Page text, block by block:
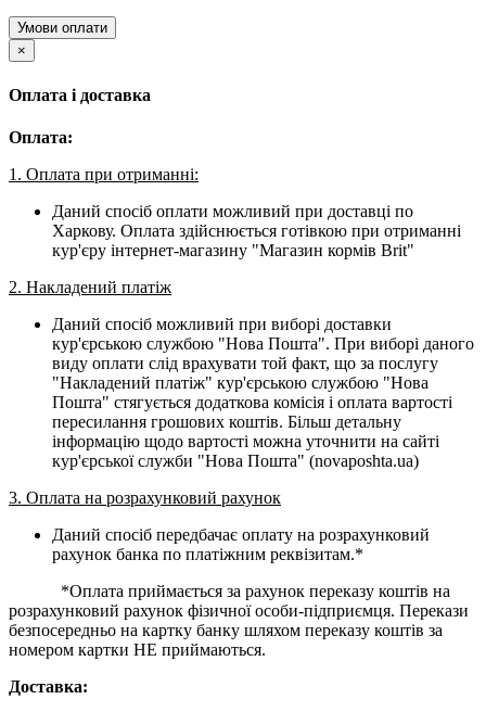
Умови оплати
×
Оплата і доставка
Оплата:
1. Оплата при отриманні:
Даний спосіб оплати можливий при доставці по
Харкову. Оплата здійснюється готівкою при отриманні
кур'єру інтернет-магазину "Магазин кормів Brit"
2. Накладений платіж
Даний спосіб можливий при виборі доставки
кур'єрською службою "Нова Пошта". При виборі даного
виду оплати слід врахувати той факт, що за послугу
"Накладений платіж" кур'єрською службою "Нова
Пошта" стягується додаткова комісія і оплата вартості
пересилання грошових коштів. Більш детальну
інформацію щодо вартості можна уточнити на сайті
кур'єрської служби "Нова Пошта" (novaposhta.ua)
3. Оплата на розрахунковий рахунок
Даний спосіб передбачає оплату на розрахунковий
рахунок банка по платіжним реквізитам.*
*Оплата приймається за рахунок переказу коштів на
розрахунковий рахунок фізичної особи-підприємця. Перекази
безпосередньо на картку банку шляхом переказу коштів за
номером картки НЕ приймаються.
Доставка: